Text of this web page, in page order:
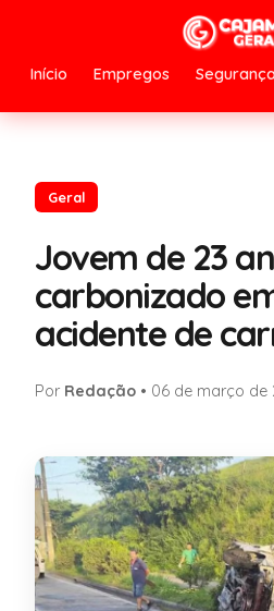
Início Empregos
Geral
Jovem de 23
carbonizado
acidente de
Por Redação • 06 de março de